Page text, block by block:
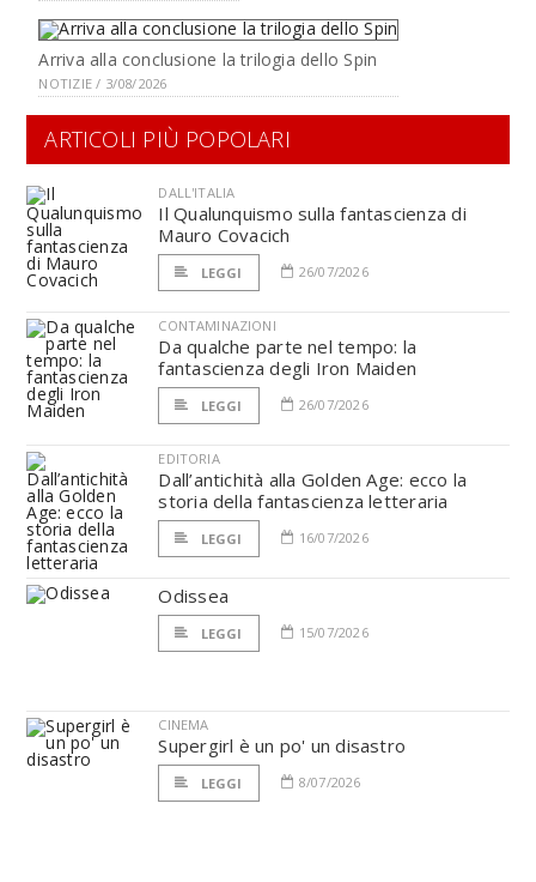
Arriva alla conclusione la trilogia dello Spin
NOTIZIE / 3/08/2026
ARTICOLI PIÙ POPOLARI
DALL'ITALIA
Il Qualunquismo sulla fantascienza di
Mauro Covacich
LEGGI 26/07/2026
CONTAMINAZIONI
Da qualche parte nel tempo: la
fantascienza degli Iron Maiden
LEGGI 26/07/2026
EDITORIA
Dall’antichità alla Golden Age: ecco la
storia della fantascienza letteraria
LEGGI 16/07/2026
Odissea
LEGGI 15/07/2026
CINEMA
Supergirl è un po' un disastro
LEGGI 8/07/2026